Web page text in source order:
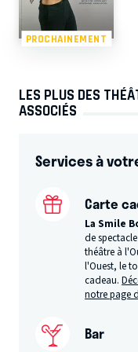
PROCHAINEMENT
LES PLUS DES
ASSOCIÉS
Services à
Carte
La Smile
de
théâtre à
l'Ouest, le
cadeau.
notre page
Bar